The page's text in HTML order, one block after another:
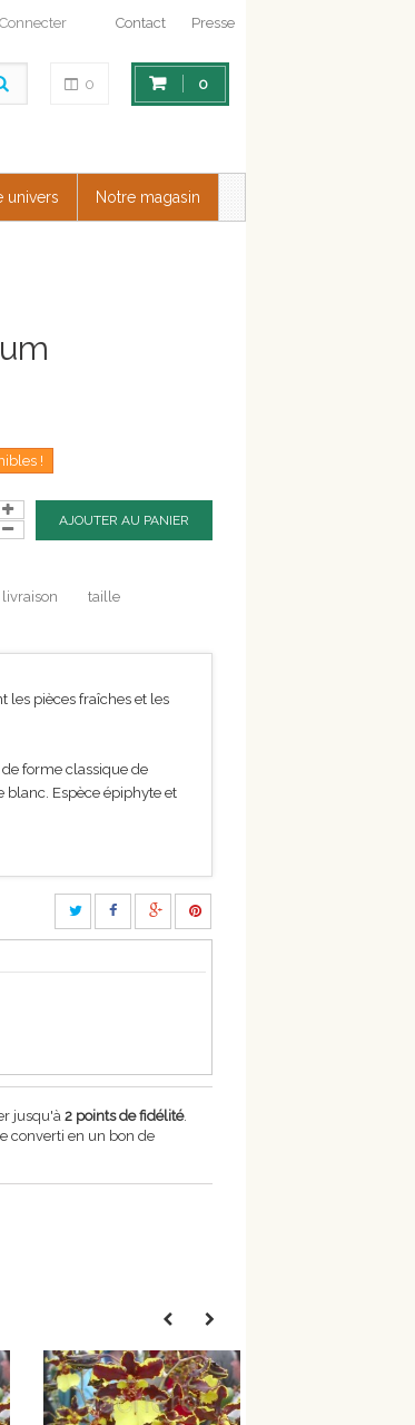
Contact Presse
0
0
univers Notre magasin
!
AJOUTER AU PANIER
taille
les pièces fraîches et les
forme classique de
Espèce épiphyte et
jusqu'à2 points de fidélité.
converti en un bon de